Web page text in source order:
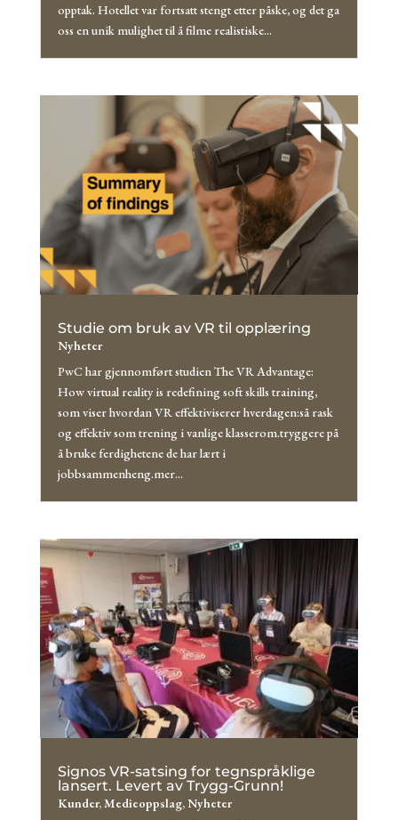
opptak. Hotellet var fortsatt stengt etter påske, og det ga
oss en unik mulighet til å filme realistiske...
Studie om bruk av VR til opplæring
Nyheter
PwC har gjennomført studien The VR Advantage:
How virtual reality is redefining soft skills training,
som viser hvordan VR effektiviserer hverdagen:så rask
og effektiv som trening i vanlige klasserom.tryggere på
å bruke ferdighetene de har lært i
jobbsammenheng.mer...
Signos VR-satsing for tegnspråklige
lansert. Levert av Trygg-Grunn!
Kunder,Medieoppslag,Nyheter